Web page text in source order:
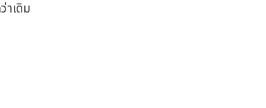
าเดิม